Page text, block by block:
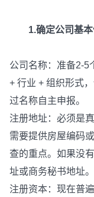
1.确定公司基
公司名称：准备2-5
+ 行业 + 组织形式
过名称自主申报。
注册地址：必须是
需要提供房屋编码
查的重点。如果没
址或商务秘书地址。
注册资本：现在普